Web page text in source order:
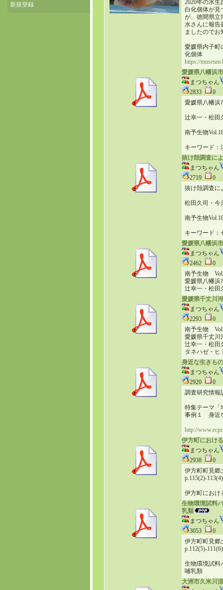
新規登録
2020年の水
白化個体が見
が、徳間県立
水さんに報告
ましたのでお
愛媛県内子町
化個体
https://
愛媛県八幡浜
まつちゃん
2833
0
愛媛県八幡浜
辻幸一・松田
南予生物
キーワード：
抜け殻調査に
まつちゃん
2719
0
抜け殻調査に
松田久司・今
南予生物
キーワード：
愛媛県八幡浜
まつちゃん
2462
0
南予生物
愛媛県八幡浜
辻幸一・松田
愛媛県千丈川
まつちゃん
2293
0
南予生物
愛媛県千丈川
辻幸一・松田
タネハゼ・ヒ
身近な生きも
まつちゃん
2920
0
調査研究情報
特集テーマ「
事例１ 身近
http://
伊方町におけ
まつちゃん
2938
0
伊方町町見郷
p.115(2)-113(4)
伊方町におけ
生物環境試料
乳類
まつちゃん
3053
0
伊方町町見郷
p.112(5)-111(6)
生物環境試料
哺乳類
大洲市久米川